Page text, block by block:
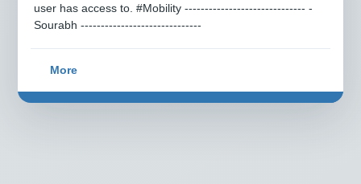
user has access to. #Mobility ------------------------------ -
Sourabh ------------------------------
More